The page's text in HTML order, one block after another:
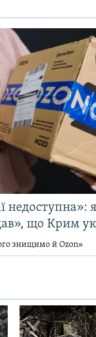
недоступна»:
що Крим
знищимо й Ozon»